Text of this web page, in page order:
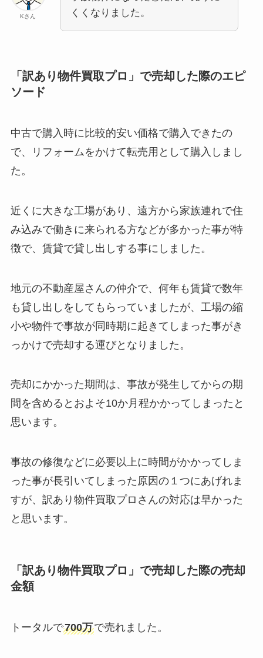
Kさん
くくなりました。
「訳あり物件買取プロ」で売却した際のエピ
ソード
中古で購入時に比較的安い価格で購入できたの
で、リフォームをかけて転売用として購入しまし
た。
近くに大きな工場があり、遠方から家族連れで住
み込みで働きに来られる方などが多かった事が特
徴で、賃貸で貸し出しする事にしました。
地元の不動産屋さんの仲介で、何年も賃貸で数年
も貸し出しをしてもらっていましたが、工場の縮
小や物件で事故が同時期に起きてしまった事がき
っかけで売却する運びとなりました。
売却にかかった期間は、事故が発生してからの期
間を含めるとおよそ10か月程かかってしまったと
思います。
事故の修復などに必要以上に時間がかかってしま
った事が長引いてしまった原因の１つにあげれま
すが、訳あり物件買取プロさんの対応は早かった
と思います。
「訳あり物件買取プロ」で売却した際の売却
金額
トータルで700万で売れました。